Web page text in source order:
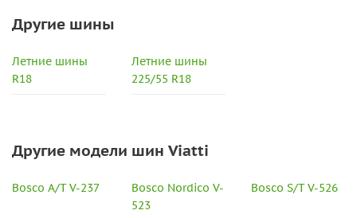
Другие шины
Летние шины
R18
Летние шины
225/55 R18
Другие модели шин Viatti
Bosco A/T V-237
Bosco Nordico V-
523
Bosco S/T V-526